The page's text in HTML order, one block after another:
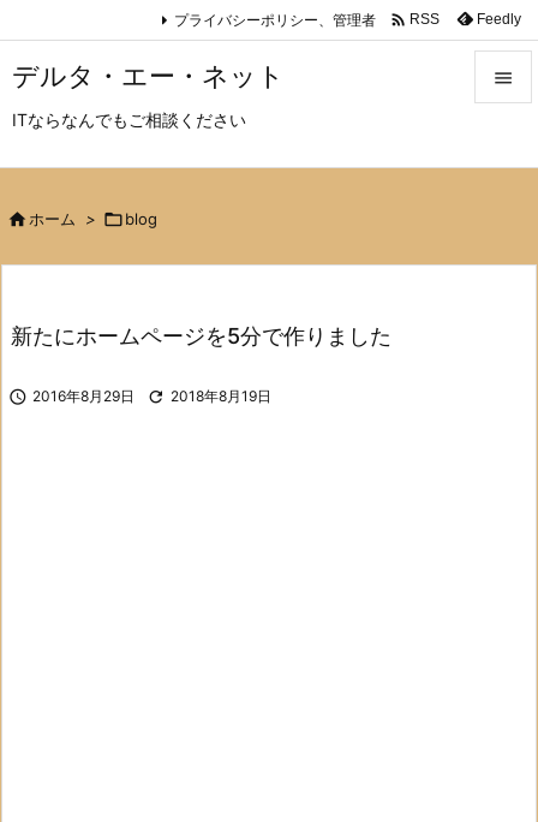
デルタ・エー・ネット
ITならなんでもご相談ください

プライバシーポリシー、管理者  RSS Feedly
 ホーム > blog
新たにホームページを5分で作りました
 2016年8月29日  2018年8月19日